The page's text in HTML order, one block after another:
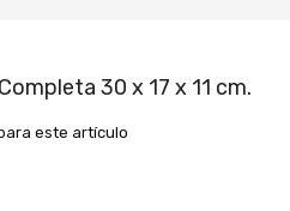
30 x 17 x 11 cm.
este artículo